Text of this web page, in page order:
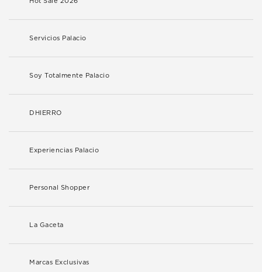
Servicios Palacio
Soy Totalmente Palacio
DHIERRO
Experiencias Palacio
Personal Shopper
La Gaceta
Marcas Exclusivas